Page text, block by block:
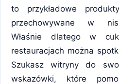
to przykładowe
przechowywane w
Właśnie dlatego w
restauracjach można
Szukasz witryny do
wskazówki, które